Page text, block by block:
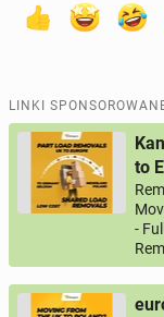
LINKI
to
-